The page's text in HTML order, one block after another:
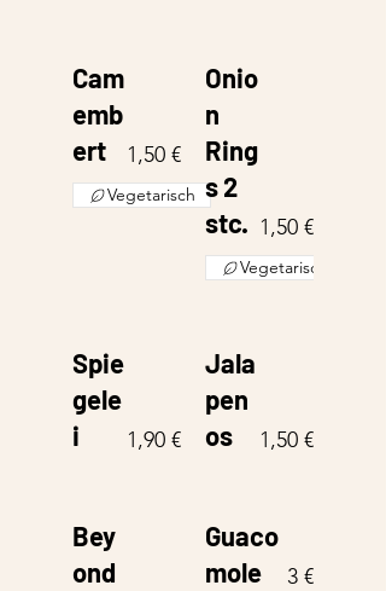
Cam
emb
ert
1,50 €
Vegetarisch
Onio
n
Ring
s 2
stc. 1,50 €
Vegetarisch
Spie
gele
i
1,90 €
Jala
pen
os
1,50 €
Bey
ond
Guaco
mole
3 €